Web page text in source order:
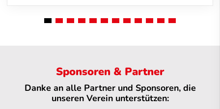
Sponsoren & Partner
Danke an alle Partner und Sponsoren, die
unseren Verein unterstützen: